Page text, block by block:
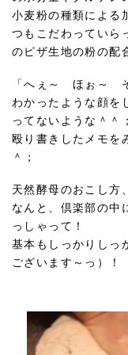
小麦粉の種類による
つもこだわっていら
のピザ生地の粉の配
「へぇ～ ほぉ～
わかったような顔を
ってないような＾＾；
殴り書きしたメモを
＾；
天然酵母のおこし方
なんと、倶楽部の中
っしゃって！
基本もしっかりしっ
ございます～っ）！